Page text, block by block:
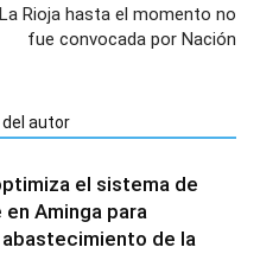
La Rioja hasta el momento no
fue convocada por Nación
del autor
el sistema de
Aminga para
de la